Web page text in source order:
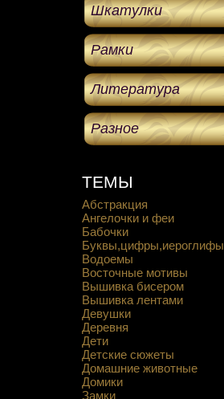
Шкатулки
Рамки
Литература
Разное
ТЕМЫ
Абстракция
Ангелочки и феи
Бабочки
Буквы,цифры,иероглифы
Водоемы
Восточные мотивы
Вышивка бисером
Вышивка лентами
Девушки
Деревня
Дети
Детские сюжеты
Домашние животные
Домики
Замки